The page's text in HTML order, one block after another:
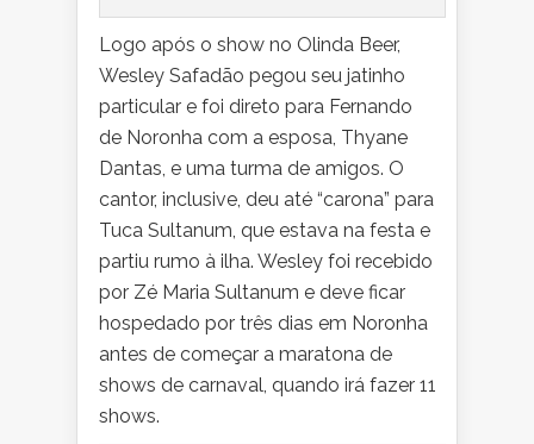
Logo após o show no Olinda Beer,
Wesley Safadão pegou seu jatinho
particular e foi direto para Fernando
de Noronha com a esposa, Thyane
Dantas, e uma turma de amigos. O
cantor, inclusive, deu até “carona” para
Tuca Sultanum, que estava na festa e
partiu rumo à ilha. Wesley foi recebido
por Zé Maria Sultanum e deve ficar
hospedado por três dias em Noronha
antes de começar a maratona de
shows de carnaval, quando irá fazer 11
shows.